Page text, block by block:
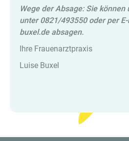
Wege der Absage: Sie
unter 0821/493550 oder per
buxel.de absagen.
Ihre Frauenarztpraxis
Luise Buxel